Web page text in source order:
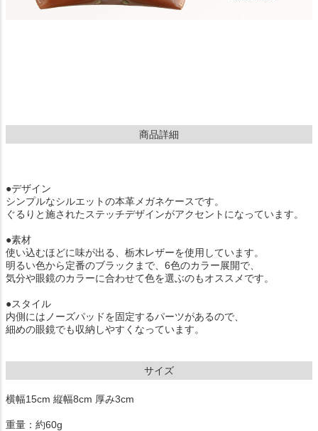
商品詳細
●デザイン
シンプルなシルエットの本革メガネケースです。
ぐるりと施されたステッチデザインがアクセントになっています。
●素材
使い込むほどに味が出る、栃木レザーを使用しています。
明るい色から定番のブラックまで、6色のカラー展開で、
気分や眼鏡のカラーに合わせて色を選ぶのもオススメです。
●スタイル
内側にはノーズパッドを固定するパーツがあるので、
細めの眼鏡でも収納しやすくなっています。
サイズ
横幅15cm 縦幅8cm 厚み3cm
重量：約60g